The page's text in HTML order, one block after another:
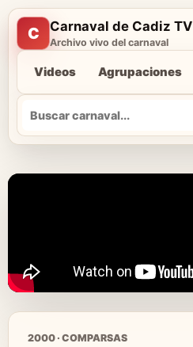
C Carnaval de Cadiz TV
Archivo vivo del carnaval
Videos Agrupaciones
Buscar
2000 · COMPARSAS